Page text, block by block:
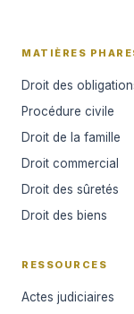
MATIÈRES
Droit des
Procédure civile
Droit de la famille
Droit commercial
Droit des sûretés
Droit des biens
RESSOURCES
Actes judiciaires